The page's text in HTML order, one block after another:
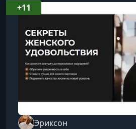
гармоничные связи с
помнить, строя общение с
девушкойСовременный
предполагает уверенность, и
Эриксон
+11